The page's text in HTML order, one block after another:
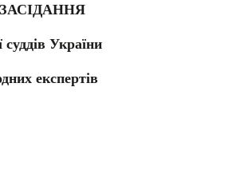
суддів України
експертів